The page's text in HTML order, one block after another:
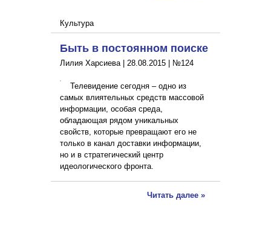
Культура
Быть в постоянном поиске
Лилия Харсиева | 28.08.2015 №124
Телевидение сегодня – одно из
самых влиятельных средств массовой
информации, особая среда,
обладающая рядом уникальных
свойств, которые превращают его не
только в канал доставки информации,
но и в стратегический центр
идеологического фронта.
Читать далее »